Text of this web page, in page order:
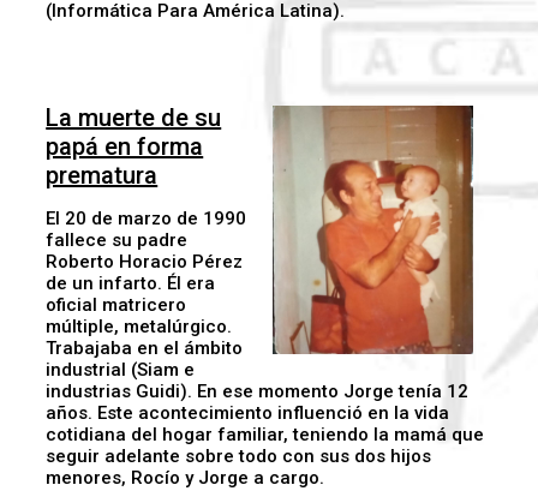
(Informática Para América Latina).
La muerte de su
papá en forma
prematura
El 20 de marzo de 1990
fallece su padre
Roberto Horacio Pérez
de un infarto. Él era
oficial matricero
múltiple, metalúrgico.
Trabajaba en el ámbito
industrial (Siam e
industrias Guidi). En ese momento Jorge tenía 12
años. Este acontecimiento influenció en la vida
cotidiana del hogar familiar, teniendo la mamá que
seguir adelante sobre todo con sus dos hijos
menores, Rocío y Jorge a cargo.